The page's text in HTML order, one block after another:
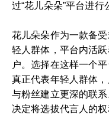
过“花儿朵朵”平台进行
花儿朵朵作为一款备
轻人群体，平台内活
户。选择在这样一个
真正代表年轻人群体
与粉丝建立更深的联
决定将选拔代言人的